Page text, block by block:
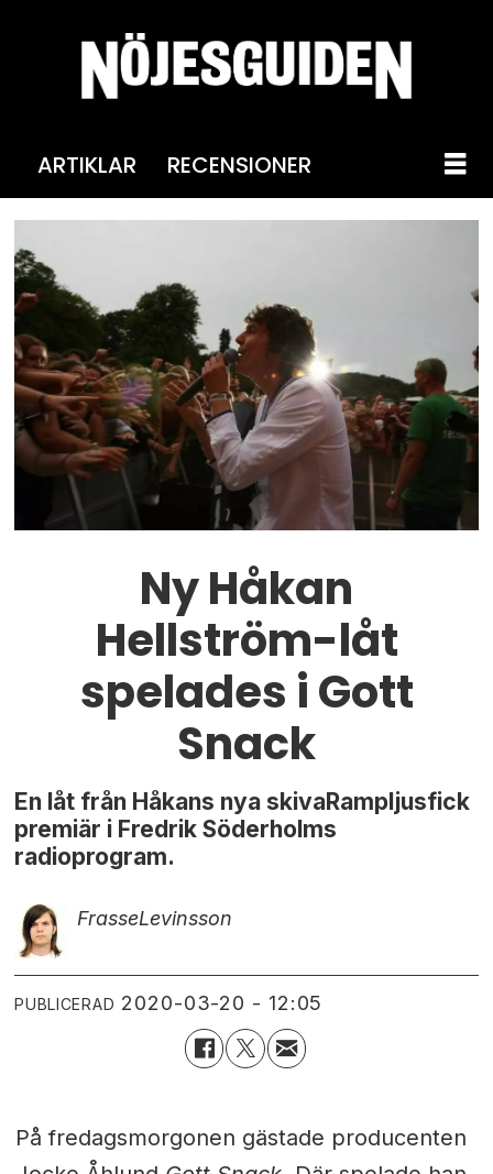
ARTIKLAR RECENSIONER
Ny Håkan
Hellström-låt
spelades i Gott
Snack
En låt från Håkans nya skivaRampljusfick
premiär i Fredrik Söderholms
radioprogram.
FrasseLevinsson
PUBLICERAD 2020-03-20 - 12:05
På fredagsmorgonen gästade producenten